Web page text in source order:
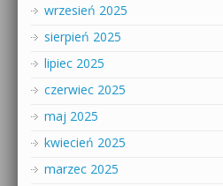
wrzesień 2025
sierpień 2025
lipiec 2025
czerwiec 2025
maj 2025
kwiecień 2025
marzec 2025